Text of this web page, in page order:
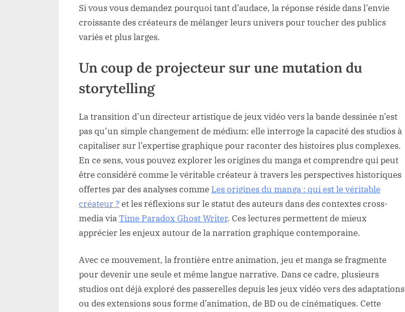
Si vous vous demandez pourquoi tant d’audace, la réponse réside dans l’envie
croissante des créateurs de mélanger leurs univers pour toucher des publics
variés et plus larges.
Un coup de projecteur sur une mutation du
storytelling
La transition d’un directeur artistique de jeux vidéo vers la bande dessinée n’est
pas qu’un simple changement de médium: elle interroge la capacité des studios à
capitaliser sur l’expertise graphique pour raconter des histoires plus complexes.
En ce sens, vous pouvez explorer les origines du manga et comprendre qui peut
être considéré comme le véritable créateur à travers les perspectives historiques
offertes par des analyses comme Les origines du manga : qui est le véritable
créateur ?et les réflexions sur le statut des auteurs dans des contextes cross-
media viaTime Paradox Ghost Writer. Ces lectures permettent de mieux
apprécier les enjeux autour de la narration graphique contemporaine.
Avec ce mouvement, la frontière entre animation, jeu et manga se fragmente
pour devenir une seule et même langue narrative. Dans ce cadre, plusieurs
studios ont déjà exploré des passerelles depuis les jeux vidéo vers des adaptations
ou des extensions sous forme d’animation, de BD ou de cinématiques. Cette